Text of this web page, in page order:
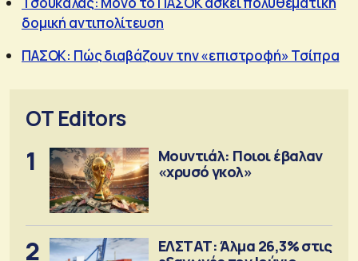
δομική αντιπολίτευση
ΠΑΣΟΚ: Πώς διαβάζουν την «επιστροφή» Τσίπρα
OT Editors
1
Μουντιάλ: Ποιοι έβαλαν
«χρυσό γκολ»
2
ΕΛΣΤΑΤ: Άλμα 26,3% στις